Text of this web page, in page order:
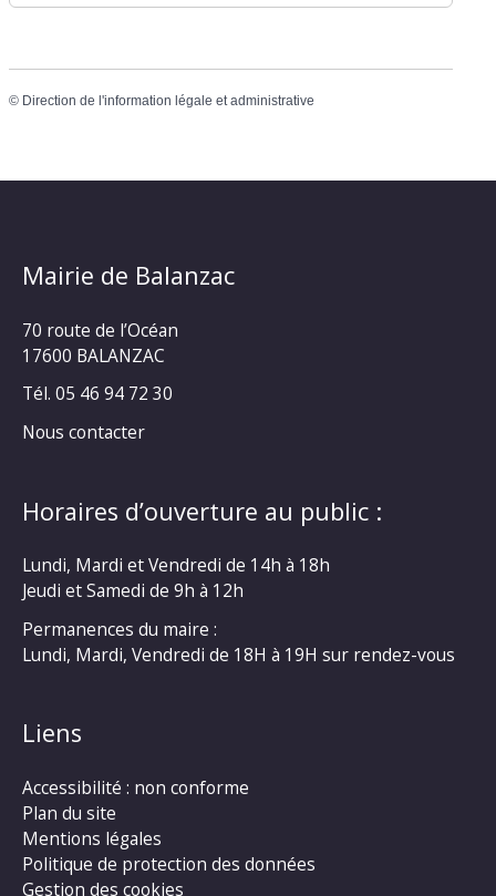
© Direction de l'information légale et administrative
Mairie de Balanzac
70 route de l’Océan
17600 BALANZAC
Tél. 05 46 94 72 30
Nous contacter
Horaires d’ouverture au public :
Lundi, Mardi et Vendredi de 14h à 18h
Jeudi et Samedi de 9h à 12h
Permanences du maire :
Lundi, Mardi, Vendredi de 18H à 19H sur rendez-vous
Liens
Accessibilité : non conforme
Plan du site
Mentions légales
Politique de protection des données
Gestion des cookies